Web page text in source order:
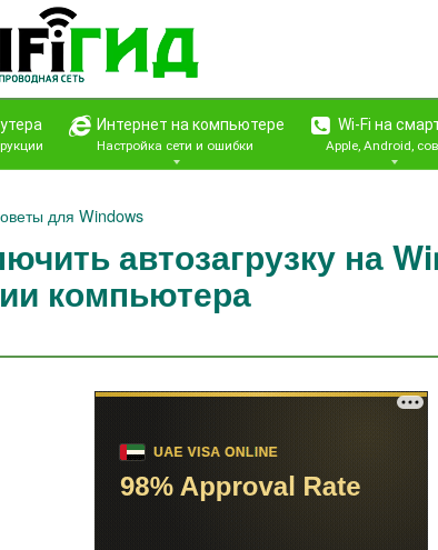
Интернет на компьютере
Настройка сети и ошибки
Wi-Fi на
Apple, Android,
для Windows
автозагрузку на
компьютера